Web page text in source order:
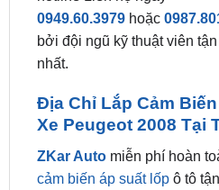
nhất.
Địa Chỉ Lắp Cảm Biến
ZKar Automiễn phí hoàn
cảm biến áp suất lốpô tô
với những khách hàng ở xa
gian đến trung tâm chăm